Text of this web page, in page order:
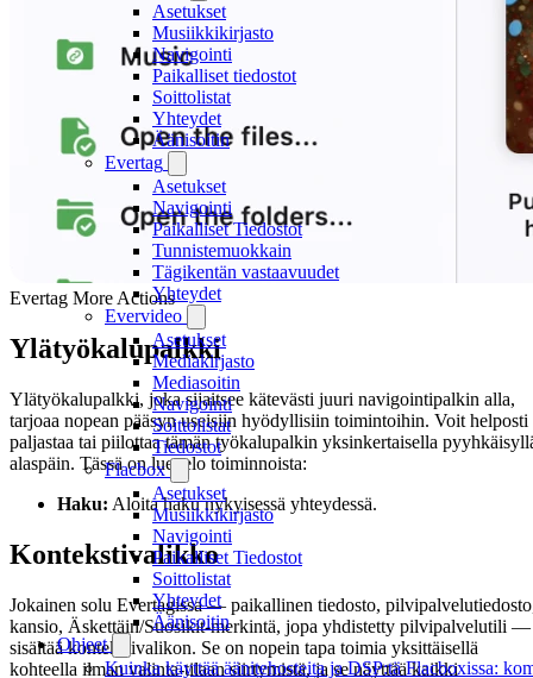
Asetukset
Musiikkikirjasto
Navigointi
Paikalliset tiedostot
Soittolistat
Yhteydet
Äänisoitin
Evertag
Asetukset
Navigointi
Paikalliset Tiedostot
Tunnistemuokkain
Tägikentän vastaavuudet
Yhteydet
Evervideo
Asetukset
Mediakirjasto
Mediasoitin
Navigointi
Soittolistat
Tiedostot
Flacbox
Asetukset
Musiikkikirjasto
Navigointi
Paikalliset Tiedostot
Soittolistat
Yhteydet
Äänisoitin
Ohjeet
Kuinka käyttää äänitehosteita ja DSP:tä Flacboxissa:
Evertag More Actions
Ylätyökalupalkki
Ylätyökalupalkki, joka sijaitsee kätevästi juuri navigointipalkin alla,
tarjoaa nopean pääsyn useisiin hyödyllisiin toimintoihin. Voit helposti
paljastaa tai piilottaa tämän työkalupalkin yksinkertaisella
alaspäin. Tässä on luettelo toiminnoista:
Haku: Aloita haku nykyisessä yhteydessä.
Kontekstivalikko
Jokainen solu Evertagissa — paikallinen tiedosto,
kansio, Äskettäin/Suosikit-merkintä, jopa yhdistetty pilvipalvelutili —
sisältää kontekstivalikon. Se on nopein tapa toimia yksittäisellä
kohteella ilman valinta-tilaan siirtymistä, ja se näyttää kaikki